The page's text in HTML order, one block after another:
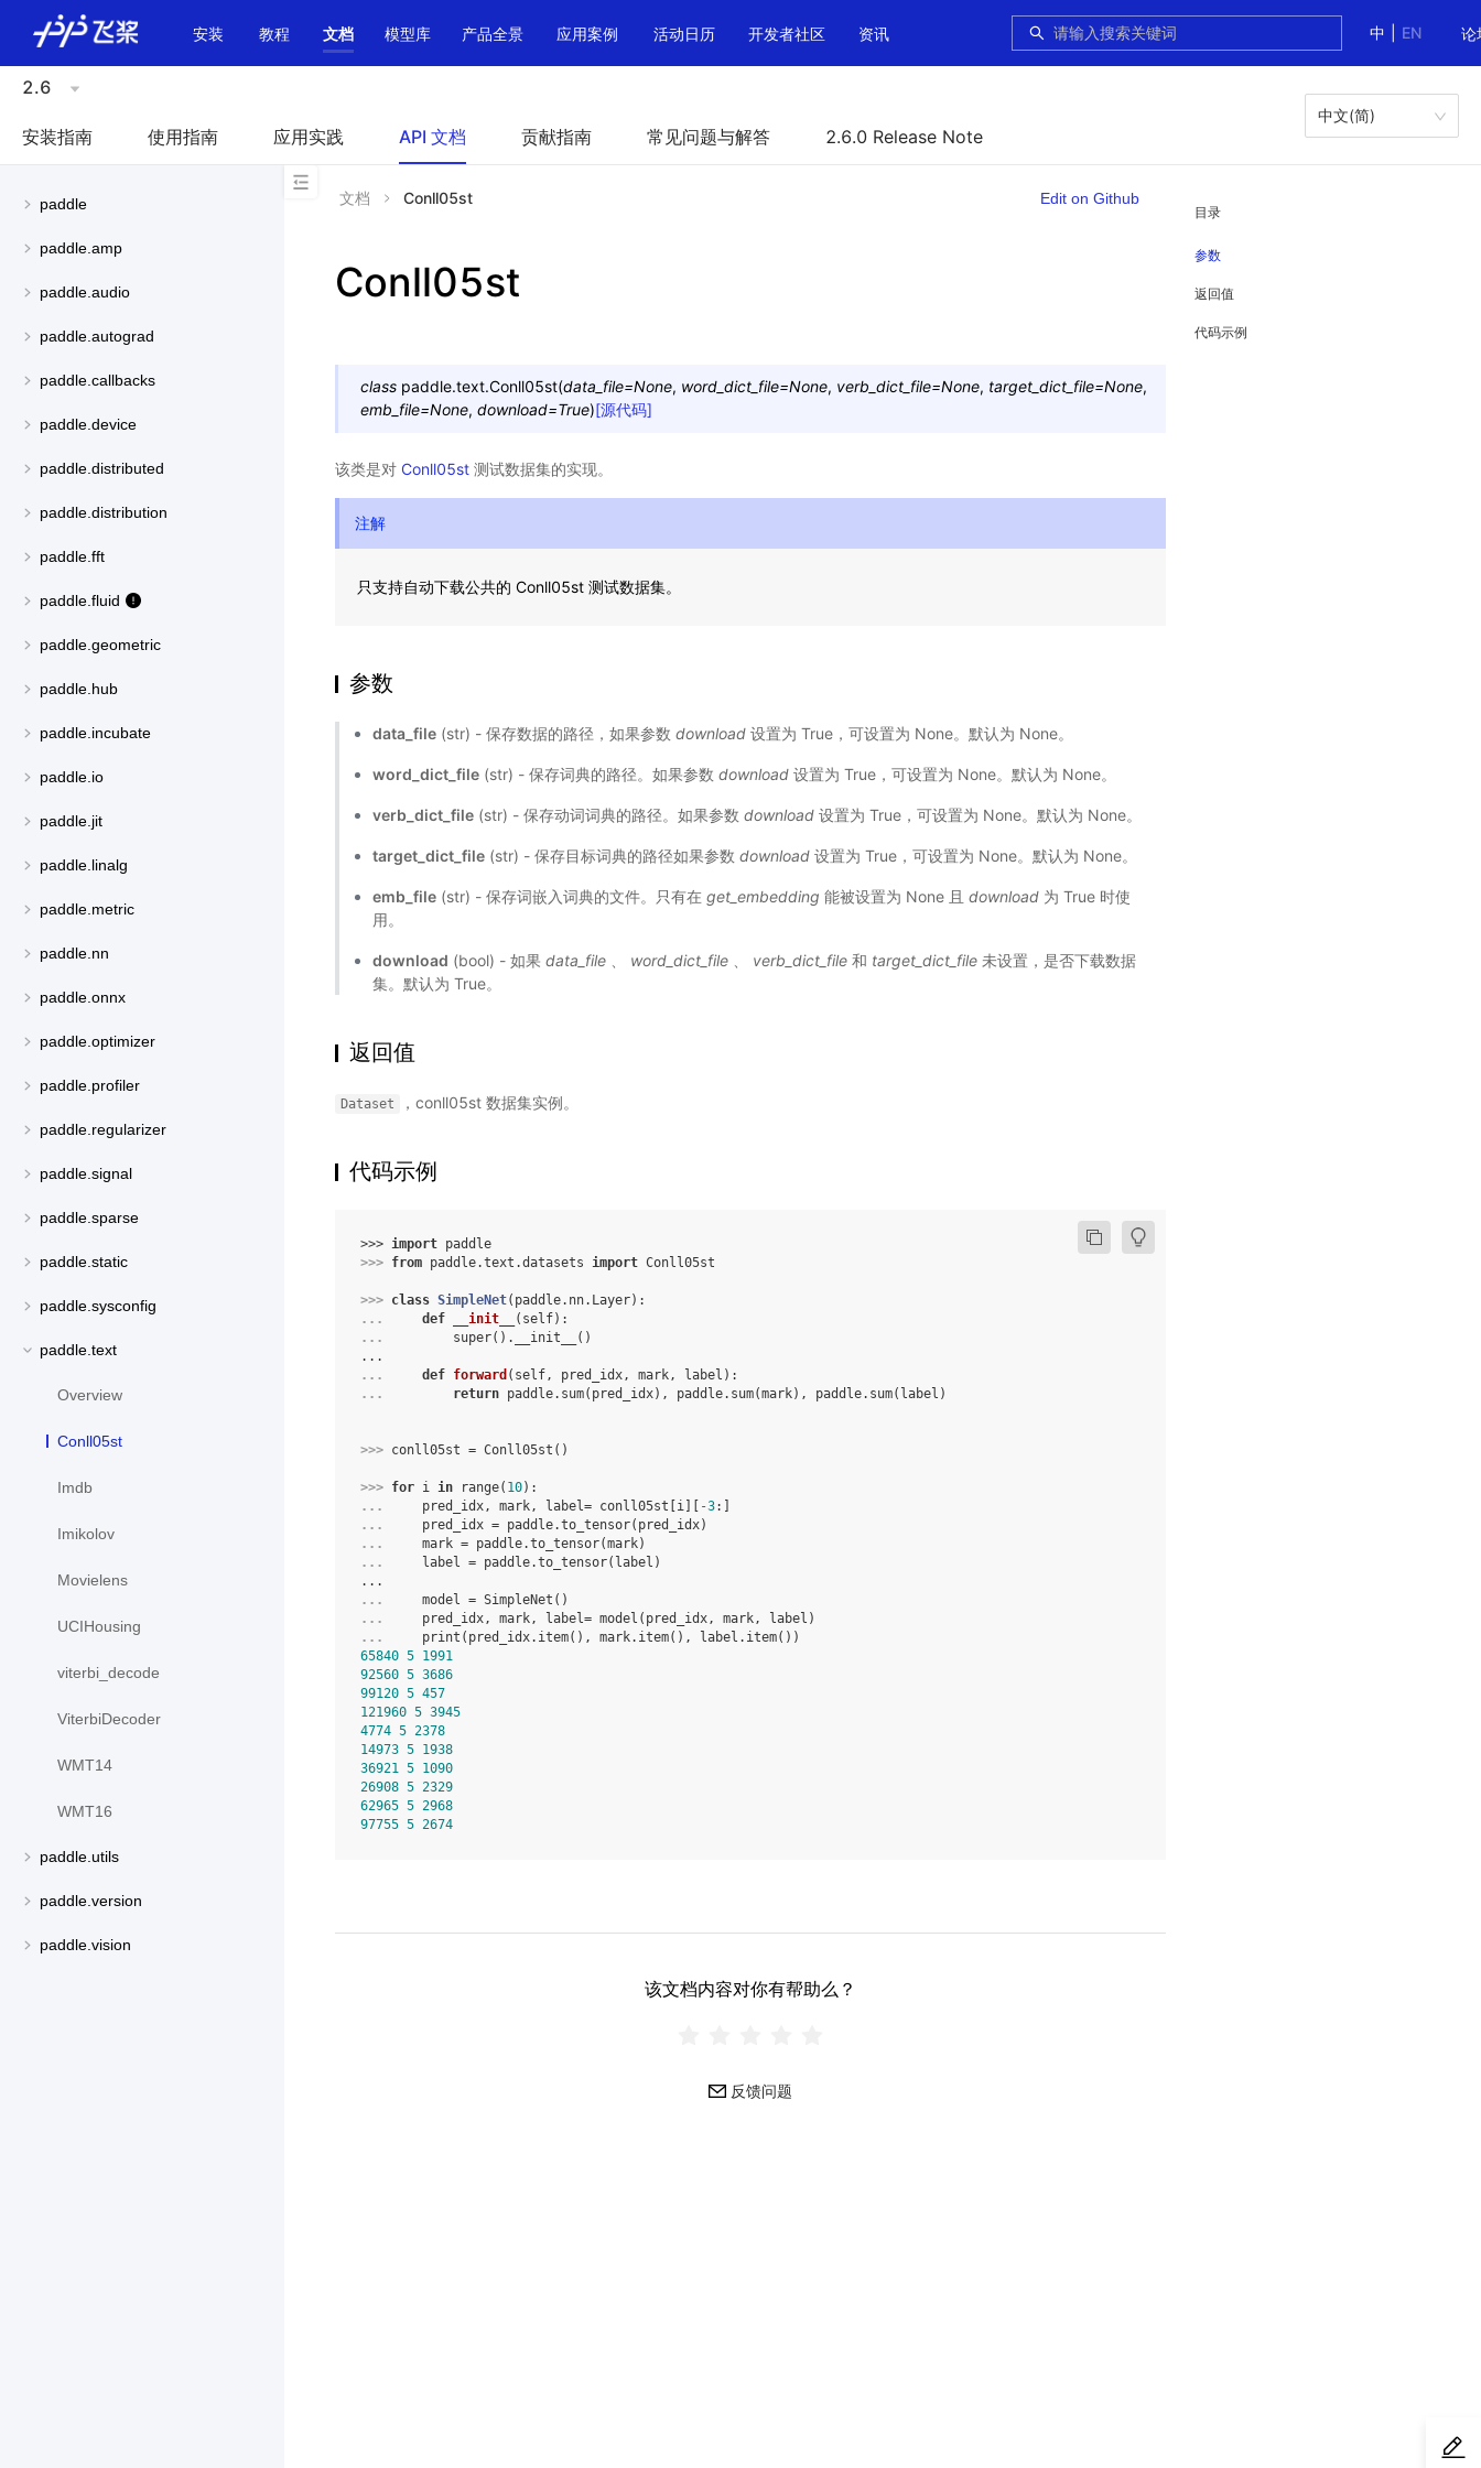
中
EN 论
安装 教程 文档 模型库 产品全景 应用案例 活动日历 开发者社区 资讯
2.6
安装指南 使用指南 应用实践 API 文档 贡献指南 常见问题与解答 2.6.0 Release Note
中文(简)
paddle
paddle.amp
paddle.audio
paddle.autograd
paddle.callbacks
paddle.device
paddle.distributed
paddle.distribution
paddle.fft
paddle.fluid
paddle.geometric
paddle.hub
paddle.incubate
paddle.io
paddle.jit
paddle.linalg
paddle.metric
paddle.nn
paddle.onnx
paddle.optimizer
paddle.profiler
paddle.regularizer
paddle.signal
paddle.sparse
paddle.static
paddle.sysconfig
paddle.text
Overview
Conll05st
Imdb
Imikolov
Movielens
UCIHousing
viterbi_decode
ViterbiDecoder
WMT14
WMT16
paddle.utils
paddle.version
paddle.vision
目录
参数
返回值
代码示例
文档 Conll05st Edit on Github
Conll05st
class paddle.text.Conll05st(data_file=None, word_dict_file=None, verb_dict_file=None, target_dict_file=None,
emb_file=None, download=True)[源代码]
该类是对 Conll05st 测试数据集的实现。
注解
只支持自动下载公共的 Conll05st 测试数据集。
参数
data_file (str) - 保存数据的路径，如果参数download 设置为 True，可设置为 None。默认为 None。
word_dict_file (str) - 保存词典的路径。如果参数download 设置为 True，可设置为 None。默认为 None。
verb_dict_file (str) - 保存动词词典的路径。如果参数download 设置为 True，可设置为 None。默认为 None。
target_dict_file (str) - 保存目标词典的路径如果参数download 设置为 True，可设置为 None。默认为 None。
emb_file (str) - 保存词嵌入词典的文件。只有在get_embedding 能被设置为 None 且download 为 True 时使
用。
download (bool) - 如果data_file word_dict_file verb_dict_file 和 target_dict_file 未设置，是否下载数据
集。默认为 True。
返回值
Dataset ，conll05st 数据集实例。
代码示例
>>> import paddle
>>> from paddle.text.datasets import Conll05st
>>> class SimpleNet( paddle. nn. Layer):
...
def __init__ ( self):
...
super() . __init__
()
...
...
def forward ( self, pred_idx, mark, label ):
...
return paddle. sum( pred_idx), paddle. sum(mark), paddle. sum( label )
>>> conll05st = Conll05st ()
>>> for i in range( 10):
...
pred_idx, mark, label= conll05st i -3:]
...
pred_idx = paddle.to_tensor( pred_idx)
...
mark = paddle.to_tensor(mark)
...
label = paddle.to_tensor( label )
...
...
model = SimpleNet ()
...
pred_idx, mark, label= model ( pred_idx, mark, label )
...
print ( pred_idx. item(), mark. item(), label . item())
65840 5 1991
92560 5 3686
99120 5 457
121960 5 3945
4774 5 2378
14973 5 1938
36921 5 1090
26908 5 2329
62965 5 2968
97755 5 2674
该文档内容对你有帮助么？
反馈问题